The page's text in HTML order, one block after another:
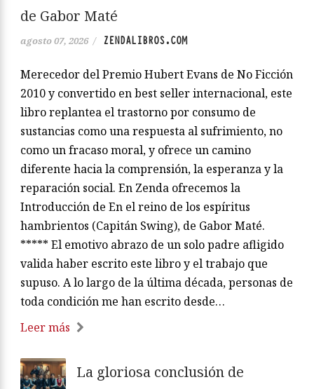
de Gabor Maté
agosto 07, 2026 / ZENDALIBROS.COM
Merecedor del Premio Hubert Evans de No Ficción
2010 y convertido en best seller internacional, este
libro replantea el trastorno por consumo de
sustancias como una respuesta al sufrimiento, no
como un fracaso moral, y ofrece un camino
diferente hacia la comprensión, la esperanza y la
reparación social. En Zenda ofrecemos la
Introducción de En el reino de los espíritus
hambrientos (Capitán Swing), de Gabor Maté.
***** El emotivo abrazo de un solo padre afligido
valida haber escrito este libro y el trabajo que
supuso. A lo largo de la última década, personas de
toda condición me han escrito desde…
Leer más
La gloriosa conclusión de